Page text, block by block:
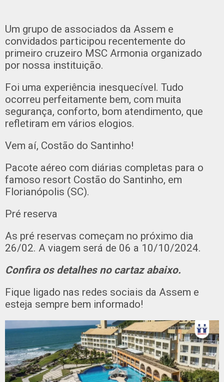
Um grupo de associados da Assem e
convidados participou recentemente do
primeiro cruzeiro MSC Armonia organizado
por nossa instituição.
Foi uma experiência inesquecível. Tudo
ocorreu perfeitamente bem, com muita
segurança, conforto, bom atendimento, que
refletiram em vários elogios.
Vem aí, Costão do Santinho!
Pacote aéreo com diárias completas para o
famoso resort Costão do Santinho, em
Florianópolis (SC).
Pré reserva
As pré reservas começam no próximo dia
26/02. A viagem será de 06 a 10/10/2024.
Confira os detalhes no cartaz abaixo.
Fique ligado nas redes sociais da Assem e
esteja sempre bem informado!